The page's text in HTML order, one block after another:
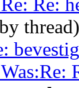
Re: